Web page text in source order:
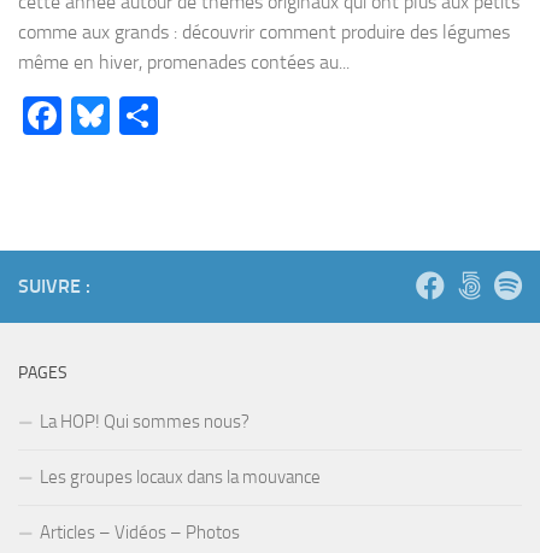
comme aux grands : découvrir comment produire des légumes
même en hiver, promenades contées au...
Facebook
Bluesky
SUIVRE :
PAGES
La HOP! Qui sommes nous?
Les groupes locaux dans la mouvance
Articles – Vidéos – Photos